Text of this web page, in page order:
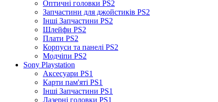
Оптичні головки PS2
Запчастини для джойстиків PS2
Інші Запчастини PS2
Шлейфи PS2
Плати PS2
Корпуси та панелі PS2
Модчіпи PS2
Sony Playstation
Аксесуари PS1
Карти пам'яті PS1
Інші Запчастини PS1
Лазерні головки PS1